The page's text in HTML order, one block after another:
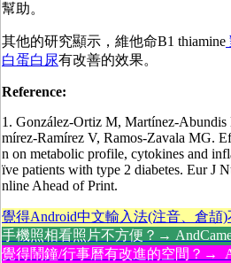
幫助。
其他的研究顯示，維他命B1 thiamine
白蛋白尿有改善的效果。
Reference:
1. González-Ortiz M, Martínez-Abundis
mírez-Ramírez V, Ramos-Zavala MG.
n on metabolic profile, cytokines and
ïve patients with type 2 diabetes. Eur J
nline Ahead of Print.
覺得Android中文輸入法(注音、倉頡
手機照相看照片不方便？→
覺得鬧鐘/行事曆有改進的空間？→